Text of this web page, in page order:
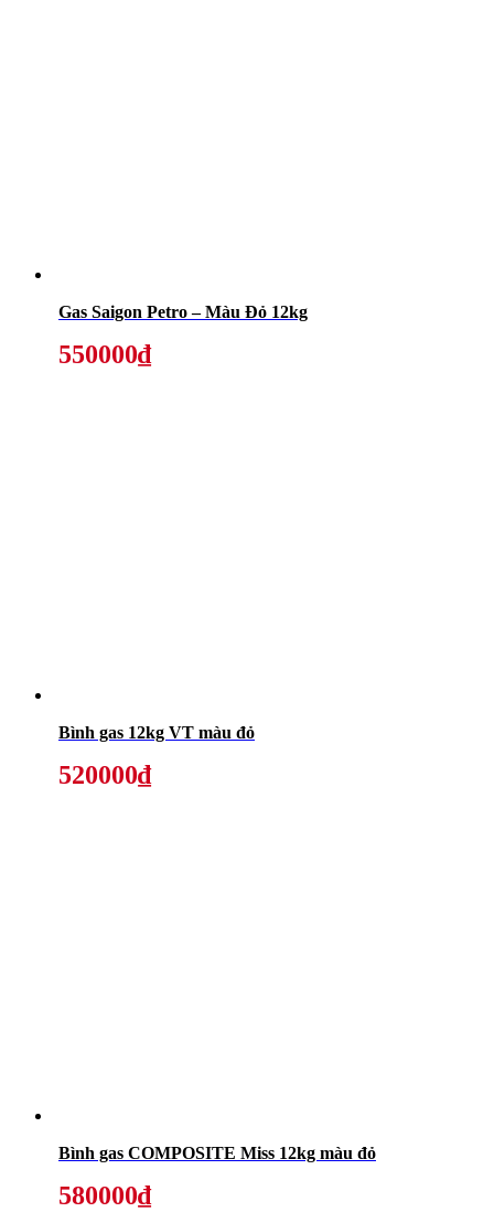
Gas Saigon Petro – Màu Đỏ 12kg
550000₫
Bình gas 12kg VT màu đỏ
520000₫
Bình gas COMPOSITE Miss 12kg màu đỏ
580000₫